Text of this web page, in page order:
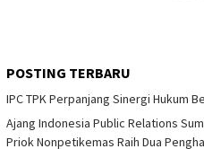
POSTING TERBARU
IPC TPK Perpanjang Sinergi Hukum
Ajang Indonesia Public Relations
Priok Nonpetikemas Raih Dua